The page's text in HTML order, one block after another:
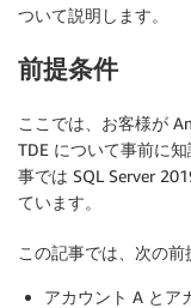
ついて説明します。
前提条件
ここでは、お客様が
TDE について事前に
事では SQL Server
ています。
この記事では、次の前
アカウント A とア